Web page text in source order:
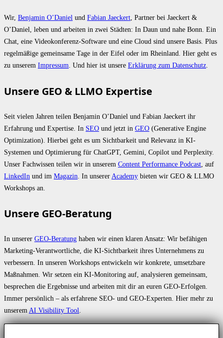
Wir, Benjamin O’Daniel und Fabian Jaeckert , Partner bei Jaeckert &
O’Daniel, leben und arbeiten in zwei Städten: In Daun und nahe Bonn. Ein
Chat, eine Videokonferenz-Software und eine Cloud sind unsere Basis. Plus
regelmäßige gemeinsame Tage in der Eifel oder im Rheinland. Hier geht es
zu unserem Impressum . Und hier ist unsere Erklärung zum Datenschutz
Unsere GEO & LLMO Expertise
Seit vielen Jahren teilen Benjamin O’Daniel und Fabian Jaeckert ihr
Erfahrung und Expertise. In SEO und jetzt in GEO (Generative Engine
Optimization). Hierbei geht es um Sichtbarkeit und Relevanz in KI-
Systemen und Optimierung für ChatGPT, Gemini, Copilot und Perplexity.
Unser Fachwissen teilen wir in unserem Content Performance Podcast , auf
LinkedIn und im Magazin . In unserer Academy bieten wir GEO & LLMO
Workshops an.
Unsere GEO-Beratung
In unserer GEO-Beratung haben wir einen klaren Ansatz: Wir befähigen
Marketing-Verantwortliche, die KI-Sichtbarkeit ihres Unternehmens zu
verbessern. In unseren Workshops entwickeln wir konkrete, umsetzbare
Maßnahmen. Wir setzen ein KI-Monitoring auf, analysieren gemeinsam,
besprechen die Ergebnisse und arbeiten mit dir an euren GEO-Erfolgen.
Immer persönlich – als erfahrene SEO- und GEO-Experten. Hier mehr zu
unseremAI Visibility Tool.